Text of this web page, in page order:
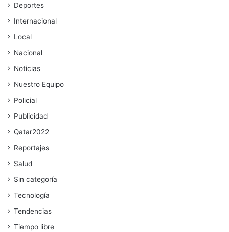
Deportes
Internacional
Local
Nacional
Noticias
Nuestro Equipo
Policial
Publicidad
Qatar2022
Reportajes
Salud
Sin categoría
Tecnología
Tendencias
Tiempo libre